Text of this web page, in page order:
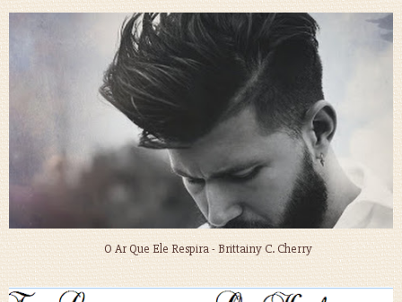
O Ar Que Ele Respira - Brittainy C. Cherry